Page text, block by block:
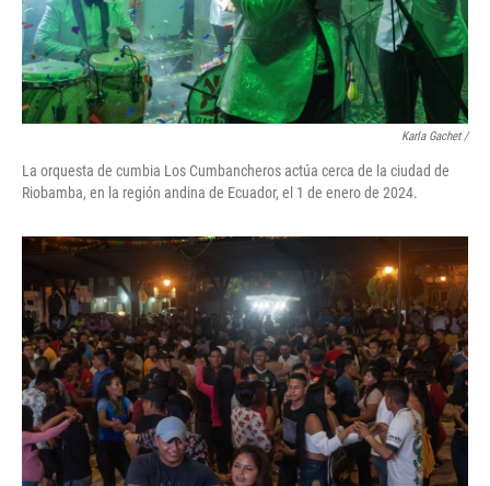
Karla Gachet/
La orquesta de cumbia Los Cumbancheros actúa cerca de la ciudad de
Riobamba, en la región andina de Ecuador, el 1 de enero de 2024.